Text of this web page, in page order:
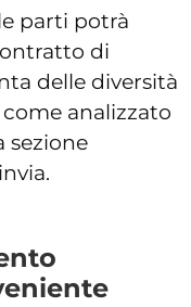
parti potrà
di
delle diversità
analizzato
sezione